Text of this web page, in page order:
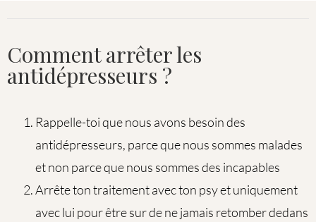
Comment arrêter les
antidépresseurs ?
Rappelle-toi que nous avons besoin des
antidépresseurs, parce que nous sommes malades
et non parce que nous sommes des incapables
Arrête ton traitement avec ton psy et uniquement
avec lui pour être sur de ne jamais retomber dedans